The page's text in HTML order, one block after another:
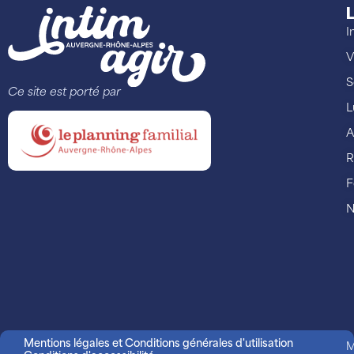
Ce site est porté par
Mentions légales et Conditions générales d'utilisation